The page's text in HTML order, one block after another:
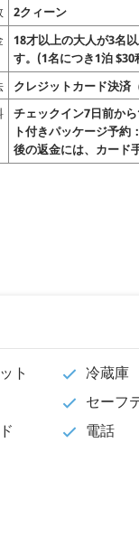
2クィーン
18才以上の大人が3名
す。(1名につき1泊 $30
クレジットカード決済
チェックイン7日前か
ト付きパッケージ予
後の返金には、カード
ト
冷蔵庫
セーフ
電話